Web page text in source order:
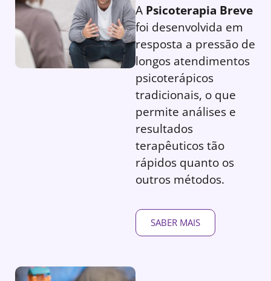
A Psicoterapia Breve
foi desenvolvida em
resposta a pressão de
longos atendimentos
psicoterápicos
tradicionais, o que
permite análises e
resultados
terapêuticos tão
rápidos quanto os
outros métodos.
SABER MAIS